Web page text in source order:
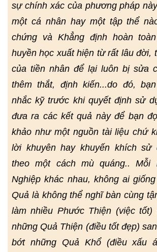
sự chính xác của phương pháp
một cá nhân hay một tập thể
chứng và Khẳng định hoàn
huyền học xuất hiện từ rất lâu đời,
của tiền nhân để lại luôn bị sửa
thêm thắt, định kiến...do đó,
nhắc kỹ trước khi quyết định sử
đưa ra các kết quả này để bạn
khảo như một nguồn tài liệu chứ
lời khuyên hay khuyến khích sử
theo một cách mù quáng.. Mỗi
Nghiệp khác nhau, không ai
Quả là không thể nghĩ bàn cùng
làm nhiều Phước Thiện (việc
những Quả Thiện (điều tốt đẹp)
bớt những Quả Khổ (điều xấu